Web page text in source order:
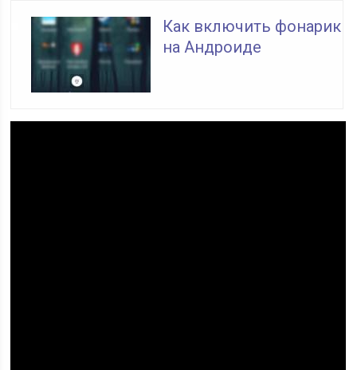
Как включить фонарик
на Андроиде